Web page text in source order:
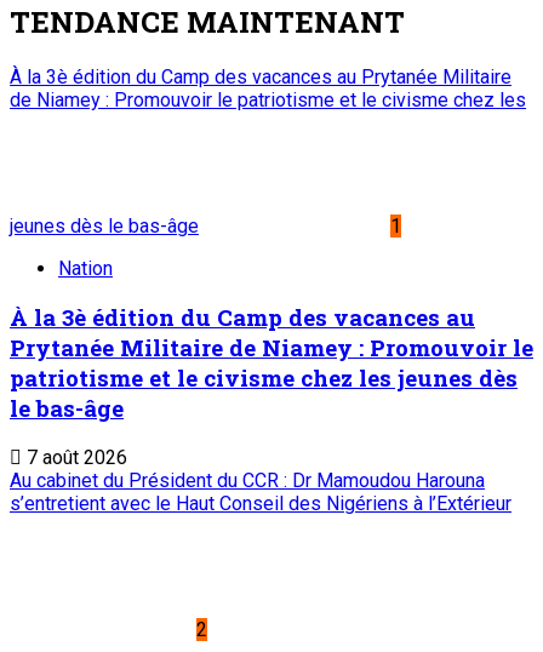
TENDANCE MAINTENANT
À la 3è édition du Camp des vacances au Prytanée Militaire
de Niamey : Promouvoir le patriotisme et le civisme chez les
jeunes dès le bas-âge
1
Nation
À la 3è édition du Camp des vacances au
Prytanée Militaire de Niamey : Promouvoir le
patriotisme et le civisme chez les jeunes dès
le bas-âge
7 août 2026
Au cabinet du Président du CCR : Dr Mamoudou Harouna
s’entretient avec le Haut Conseil des Nigériens à l’Extérieur
2